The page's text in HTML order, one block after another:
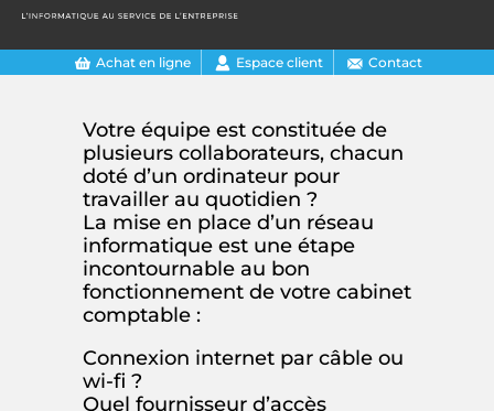
Achat en ligne Espace client Contact
Votre équipe est constituée de
plusieurs collaborateurs, chacun
doté d’un ordinateur pour
travailler au quotidien ?
La mise en place d’un réseau
informatique est une étape
incontournable au bon
fonctionnement de votre cabinet
comptable :
Connexion internet par câble ou
wi-fi ?
Quel fournisseur d’accès